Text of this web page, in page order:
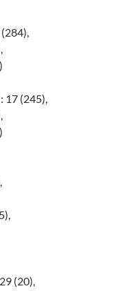
17 (245),
(20),